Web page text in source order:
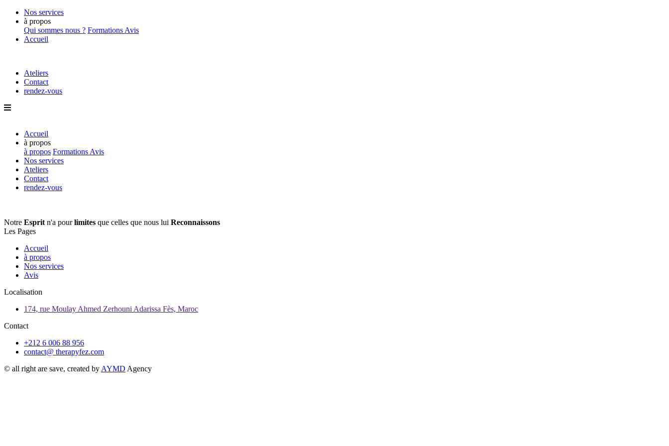
Nos services
à propos
Qui sommes nous ? Formations Avis
Accueil
Ateliers
Contact
rendez-vous
Accueil
à propos
à propos Formations Avis
Nos services
Ateliers
Contact
rendez-vous
Notre Esprit n'a pourlimites que celles que nous lui Reconnaissons
Les Pages
Accueil
à propos
Nos services
Avis
Localisation
174, rue Moulay Ahmed Zerhouni Adarissa Fès, Maroc
Contact
+212 6 006 88 956
contact@ therapyfez.com
© all right are save, created by AYMD Agency